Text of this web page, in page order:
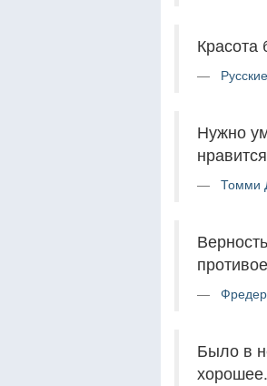
Красота
Нужно
Томми
Было в
хорошее.